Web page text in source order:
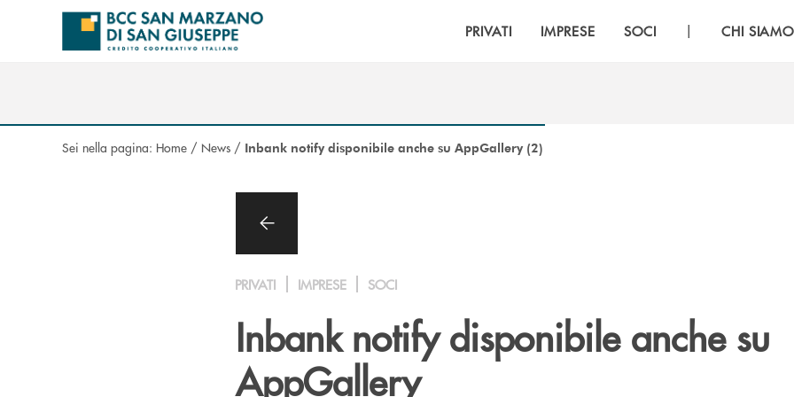
Salta al contenuto principale
PRIVATI IMPRESE SOCI | CHI SIAMO
Sei nella pagina: Home / News / Inbank notify disponibile anche su AppGallery (2)
PRIVATI IMPRESE SOCI
Inbank notify disponibile anche su
AppGallery